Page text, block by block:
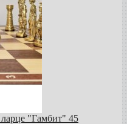
"Гамбит" 45